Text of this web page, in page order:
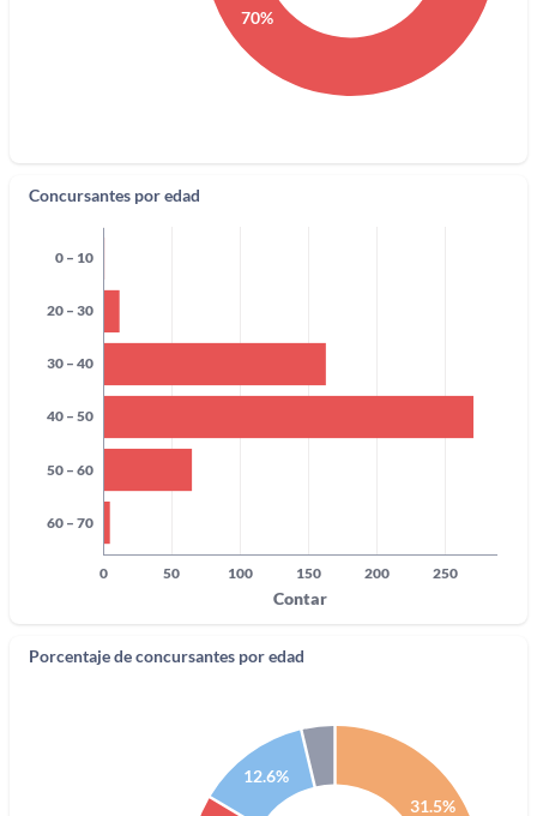
70%
Concursantes por edad
0 – 10
20 – 30
30 – 40
40 – 50
50 – 60
60 – 70
0 50 100 150 200 250
Contar
Porcentaje de concursantes por edad
31.5%
12.6%